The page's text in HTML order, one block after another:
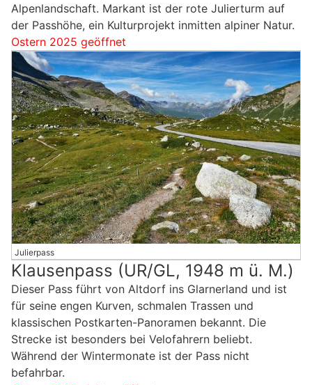
Alpenlandschaft. Markant ist der rote Julierturm auf
der Passhöhe, ein Kulturprojekt inmitten alpiner Natur.
Ostern 2025 geöffnet
Julierpass
Klausenpass (UR/GL, 1948 m ü. M.)
Dieser Pass führt von Altdorf ins Glarnerland und ist
für seine engen Kurven, schmalen Trassen und
klassischen Postkarten-Panoramen bekannt. Die
Strecke ist besonders bei Velofahrern beliebt.
Während der Wintermonate ist der Pass nicht
befahrbar.